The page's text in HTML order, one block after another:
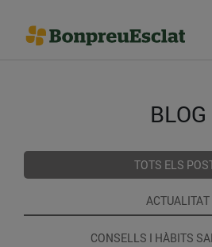
BLOG
TOTS ELS
ACTUALITAT
CONSELLS I HÀBITS